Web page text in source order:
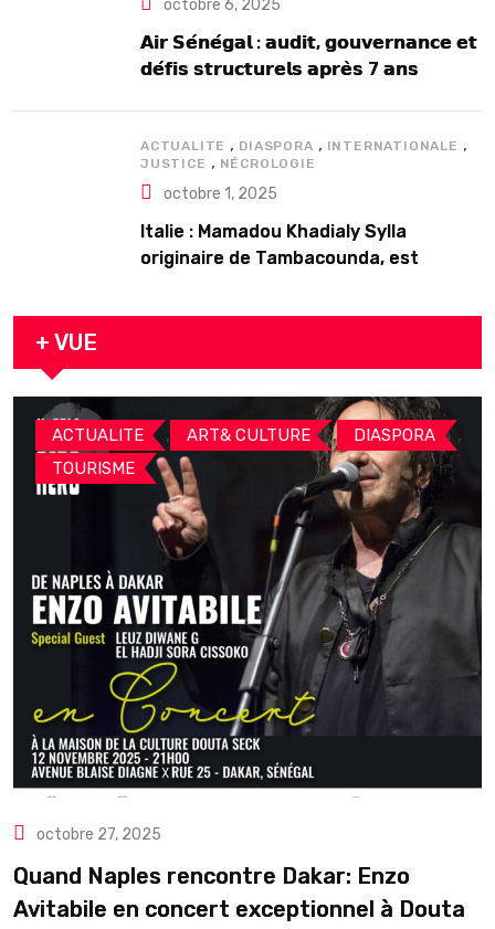
octobre 6, 2025
𝗔𝗶𝗿 𝗦𝗲́𝗻𝗲́𝗴𝗮𝗹 : 𝗮𝘂𝗱𝗶𝘁, 𝗴𝗼𝘂𝘃𝗲𝗿𝗻𝗮𝗻𝗰𝗲 𝗲𝘁
𝗱𝗲́𝗳𝗶𝘀 𝘀𝘁𝗿𝘂𝗰𝘁𝘂𝗿𝗲𝗹𝘀 𝗮𝗽𝗿𝗲̀𝘀 7 𝗮𝗻𝘀
ACTUALITE , DIASPORA , INTERNATIONALE ,
JUSTICE , NÉCROLOGIE
octobre 1, 2025
Italie : Mamadou Khadialy Sylla
originaire de Tambacounda, est
arrestation
+ VUE
ACTUALITE , ART& CULTURE , DIASPORA ,
TOURISME
octobre 27, 2025
Quand Naples rencontre Dakar: Enzo
Avitabile en concert exceptionnel à Douta